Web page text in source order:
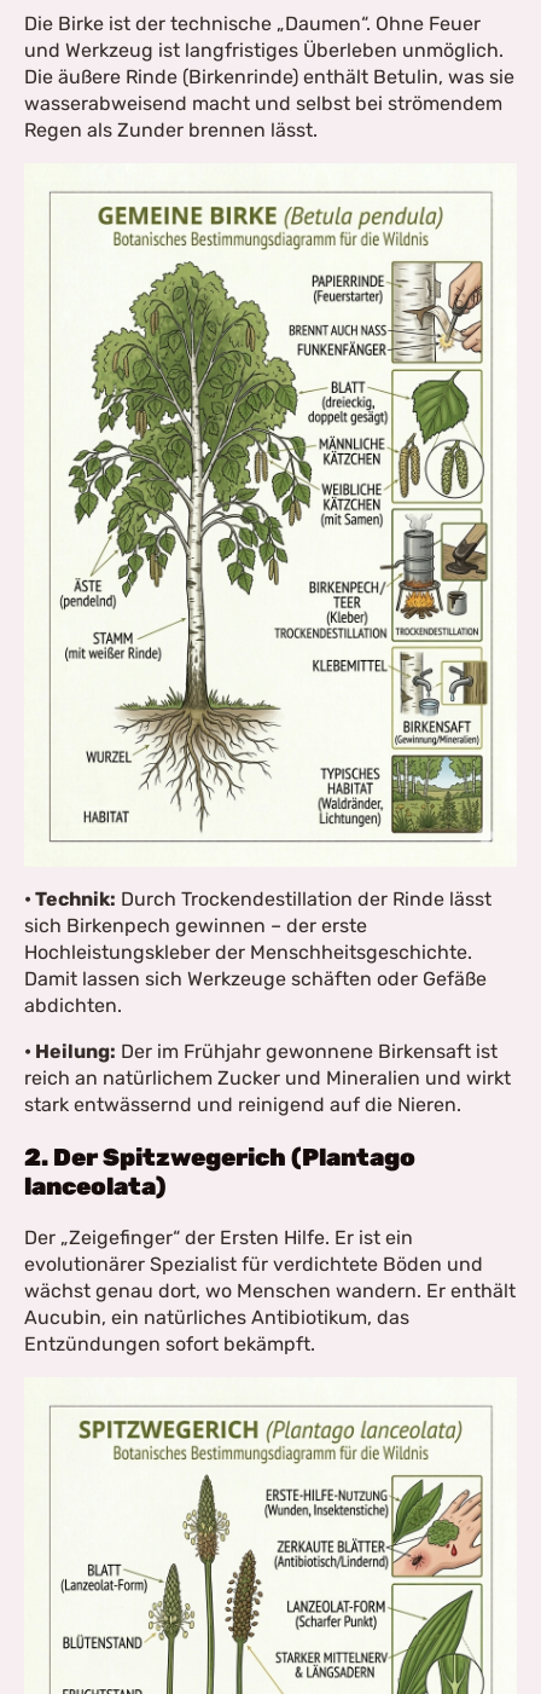
Die Birke ist der technische „Daumen“. Ohne Feuer
und Werkzeug ist langfristiges Überleben unmöglich.
Die äußere Rinde (Birkenrinde) enthält Betulin, was sie
wasserabweisend macht und selbst bei strömendem
Regen als Zunder brennen lässt.
• Technik: Durch Trockendestillation der Rinde lässt
sich Birkenpech gewinnen – der erste
Hochleistungskleber der Menschheitsgeschichte.
Damit lassen sich Werkzeuge schäften oder Gefäße
abdichten.
• Heilung: Der im Frühjahr gewonnene Birkensaft ist
reich an natürlichem Zucker und Mineralien und wirkt
stark entwässernd und reinigend auf die Nieren.
2. Der Spitzwegerich (Plantago
lanceolata)
Der „Zeigefinger“ der Ersten Hilfe. Er ist ein
evolutionärer Spezialist für verdichtete Böden und
wächst genau dort, wo Menschen wandern. Er enthält
Aucubin, ein natürliches Antibiotikum, das
Entzündungen sofort bekämpft.